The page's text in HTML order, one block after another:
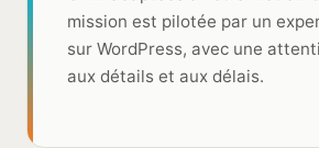
mission est pilotée par un
sur WordPress, avec une
aux détails et aux délais.